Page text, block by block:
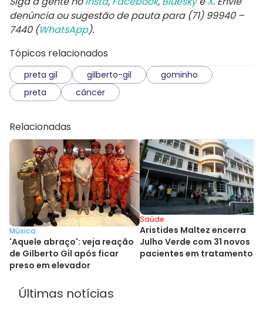
denúncia ou sugestão de pauta para (71) 99940 –
7440 (WhatsApp).
Tópicos relacionados
preta gil gilberto-gil
gominho
preta
câncer
Relacionadas
Música
'Aquele abraço': veja reação
de Gilberto Gil após ficar
preso em elevador
Saúde
Aristides Maltez encerra
Julho Verde com 31 novos
pacientes em tratamento
Últimas notícias